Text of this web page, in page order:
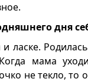
дня
мама
не текло, то